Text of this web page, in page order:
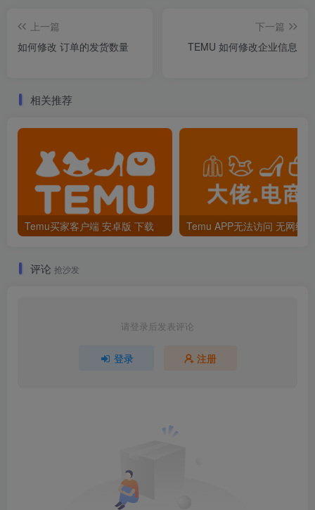
上一篇
如何修改 订单的发货数量
下一篇
TEMU 如何修改企业信息
相关推荐
Temu买家客户端 安卓版 下载
评论 抢沙发
请登录后发表评论
登录 注册